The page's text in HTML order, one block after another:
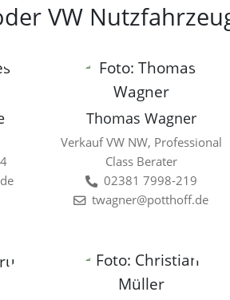
VW
Thomas Wagner
Verkauf VW NW, Professional
Class Berater
02381 7998-219
twagner@potthoff.de